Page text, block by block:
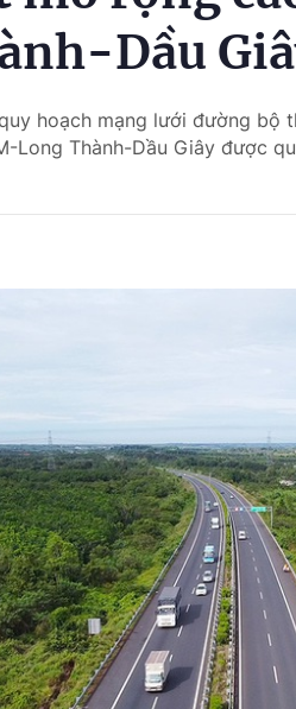
Dầu
hoạch mạng lưới đường bộ
Long Thành-Dầu Giây được